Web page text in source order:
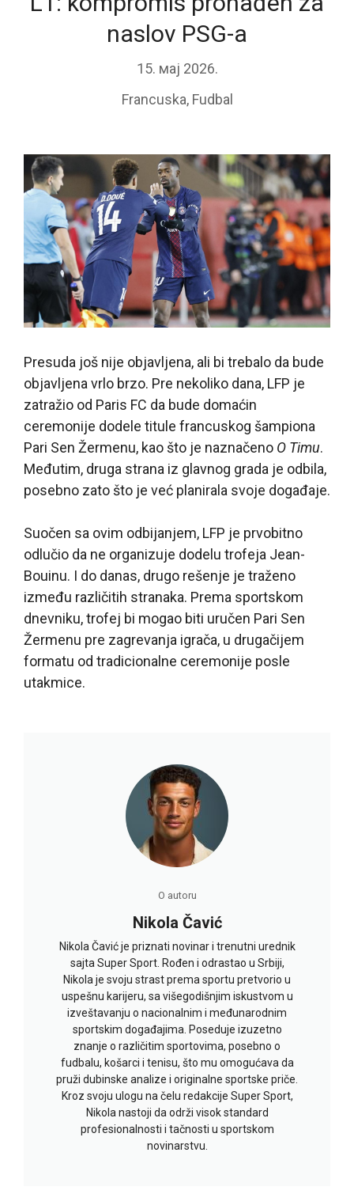
naslov PSG-a
15. мај 2026.
Francuska, Fudbal
Presuda još nije objavljena, ali bi trebalo da bude
objavljena vrlo brzo. Pre nekoliko dana, LFP je
zatražio od Paris FC da bude domaćin
ceremonije dodele titule francuskog šampiona
Pari Sen Žermenu, kao što je naznačeno O Timu.
Međutim, druga strana iz glavnog grada je odbila,
posebno zato što je već planirala svoje događaje.
Suočen sa ovim odbijanjem, LFP je prvobitno
odlučio da ne organizuje dodelu trofeja Jean-
Bouinu. I do danas, drugo rešenje je traženo
između različitih stranaka. Prema sportskom
dnevniku, trofej bi mogao biti uručen Pari Sen
Žermenu pre zagrevanja igrača, u drugačijem
formatu od tradicionalne ceremonije posle
utakmice.
O autoru
Nikola Čavić
Nikola Čavić je priznati novinar i trenutni urednik
sajta Super Sport. Rođen i odrastao u Srbiji,
Nikola je svoju strast prema sportu pretvorio u
uspešnu karijeru, sa višegodišnjim iskustvom u
izveštavanju o nacionalnim i međunarodnim
sportskim događajima. Poseduje izuzetno
znanje o različitim sportovima, posebno o
fudbalu, košarci i tenisu, što mu omogućava da
pruži dubinske analize i originalne sportske priče.
Kroz svoju ulogu na čelu redakcije Super Sport,
Nikola nastoji da održi visok standard
profesionalnosti i tačnosti u sportskom
novinarstvu.